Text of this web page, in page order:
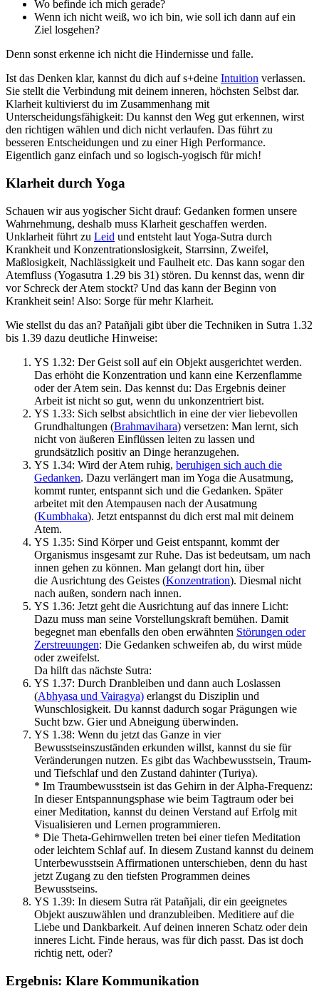
Wo befinde ich mich gerade?
Wenn ich nicht weiß, wo ich bin, wie soll ich dann auf ein
Ziel losgehen?
Denn sonst erkenne ich nicht die Hindernisse und falle.
Ist das Denken klar, kannst du dich auf s+deine Intuition verlassen.
Sie stellt die Verbindung mit deinem inneren, höchsten Selbst dar.
Klarheit kultivierst du im Zusammenhang mit
Unterscheidungsfähigkeit: Du kannst den Weg gut erkennen, wirst
den richtigen wählen und dich nicht verlaufen. Das führt zu
besseren Entscheidungen und zu einer High Performance.
Eigentlich ganz einfach und so logisch-yogisch für mich!
Klarheit durch Yoga
Schauen wir aus yogischer Sicht drauf: Gedanken formen unsere
Wahrnehmung, deshalb muss Klarheit geschaffen werden.
Unklarheit führt zu Leid und entsteht laut Yoga-Sutra durch
Krankheit und Konzentrationslosigkeit, Starrsinn, Zweifel,
Maßlosigkeit, Nachlässigkeit und Faulheit etc. Das kann sogar den
Atemfluss (Yogasutra 1.29 bis 31) stören. Du kennst das, wenn dir
vor Schreck der Atem stockt? Und das kann der Beginn von
Krankheit sein! Also: Sorge für mehr Klarheit.
Wie stellst du das an? Patañjali gibt über die Techniken in Sutra 1.32
bis 1.39 dazu deutliche Hinweise:
YS 1.32: Der Geist soll auf ein Objekt ausgerichtet werden.
Das erhöht die Konzentration und kann eine Kerzenflamme
oder der Atem sein. Das kennst du: Das Ergebnis deiner
Arbeit ist nicht so gut, wenn du unkonzentriert bist.
YS 1.33: Sich selbst absichtlich in eine der vier liebevollen
Grundhaltungen (Brahmavihara) versetzen: Man lernt, sich
nicht von äußeren Einflüssen leiten zu lassen und
grundsätzlich positiv an Dinge heranzugehen.
YS 1.34: Wird der Atem ruhig, beruhigen sich auch die
Gedanken. Dazu verlängert man im Yoga die Ausatmung,
kommt runter, entspannt sich und die Gedanken. Später
arbeitet mit den Atempausen nach der Ausatmung
(Kumbhaka). Jetzt entspannst du dich erst mal mit deinem
Atem.
YS 1.35: Sind Körper und Geist entspannt, kommt der
Organismus insgesamt zur Ruhe. Das ist bedeutsam, um nach
innen gehen zu können. Man gelangt dort hin, über
die Ausrichtung des Geistes (Konzentration). Diesmal nicht
nach außen, sondern nach innen.
YS 1.36: Jetzt geht die Ausrichtung auf das innere Licht:
Dazu muss man seine Vorstellungskraft bemühen. Damit
begegnet man ebenfalls den oben erwähnten Störungen oder
Zerstreuungen: Die Gedanken schweifen ab, du wirst müde
oder zweifelst.
Da hilft das nächste Sutra:
YS 1.37: Durch Dranbleiben und dann auch Loslassen
(Abhyasa und Vairagya) erlangst du Disziplin und
Wunschlosigkeit. Du kannst dadurch sogar Prägungen wie
Sucht bzw. Gier und Abneigung überwinden.
YS 1.38: Wenn du jetzt das Ganze in vier
Bewusstseinszuständen erkunden willst, kannst du sie für
Veränderungen nutzen. Es gibt das Wachbewusstsein, Traum-
und Tiefschlaf und den Zustand dahinter (Turiya).
* Im Traumbewusstsein ist das Gehirn in der Alpha-Frequenz:
In dieser Entspannungsphase wie beim Tagtraum oder bei
einer Meditation, kannst du deinen Verstand auf Erfolg mit
Visualisieren und Lernen programmieren.
* Die Theta-Gehirnwellen treten bei einer tiefen Meditation
oder leichtem Schlaf auf. In diesem Zustand kannst du deinem
Unterbewusstsein Affirmationen unterschieben, denn du hast
jetzt Zugang zu den tiefsten Programmen deines
Bewusstseins.
YS 1.39: In diesem Sutra rät Patañjali, dir ein geeignetes
Objekt auszuwählen und dranzubleiben. Meditiere auf die
Liebe und Dankbarkeit. Auf deinen inneren Schatz oder dein
inneres Licht. Finde heraus, was für dich passt. Das ist doch
richtig nett, oder?
Ergebnis: Klare Kommunikation